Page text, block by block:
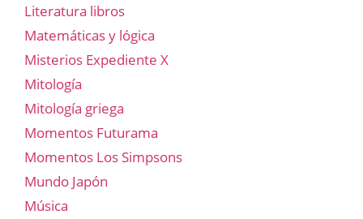
Literatura libros
Matemáticas y lógica
Misterios Expediente X
Mitología
Mitología griega
Momentos Futurama
Momentos Los Simpsons
Mundo Japón
Música